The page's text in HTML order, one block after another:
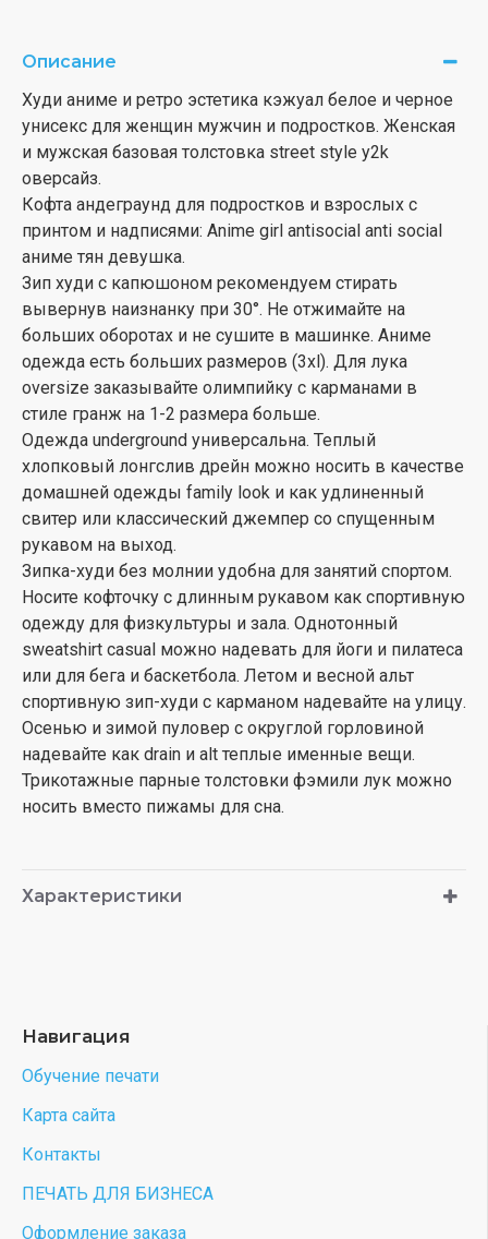
Описание
Худи аниме и ретро эстетика кэжуал белое и черное
унисекс для женщин мужчин и подростков. Женская
и мужская базовая толстовка street style y2k
оверсайз.
Кофта андеграунд для подростков и взрослых с
принтом и надписями: Anime girl antisocial anti social
аниме тян девушка.
Зип худи с капюшоном рекомендуем стирать
вывернув наизнанку при 30°. Не отжимайте на
больших оборотах и не сушите в машинке. Аниме
одежда есть больших размеров (3xl). Для лука
oversize заказывайте олимпийку с карманами в
стиле гранж на 1-2 размера больше.
Одежда underground универсальна. Теплый
хлопковый лонгслив дрейн можно носить в качестве
домашней одежды family look и как удлиненный
свитер или классический джемпер со спущенным
рукавом на выход.
Зипка-худи без молнии удобна для занятий спортом.
Носите кофточку с длинным рукавом как спортивную
одежду для физкультуры и зала. Однотонный
sweatshirt casual можно надевать для йоги и пилатеса
или для бега и баскетбола. Летом и весной альт
спортивную зип-худи с карманом надевайте на улицу.
Осенью и зимой пуловер с округлой горловиной
надевайте как drain и alt теплые именные вещи.
Трикотажные парные толстовки фэмили лук можно
носить вместо пижамы для сна.
Характеристики
Навигация
Обучение печати
Карта сайта
Контакты
ПЕЧАТЬ ДЛЯ БИЗНЕСА
Оформление заказа